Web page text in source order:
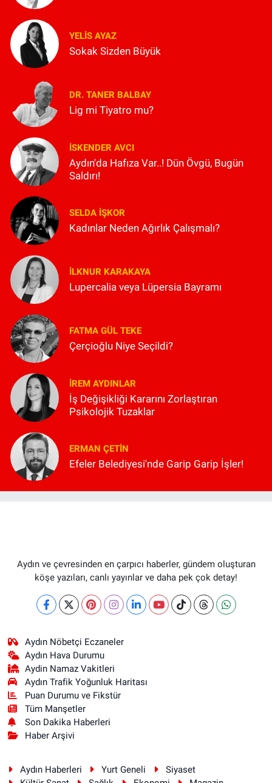
YELIS AYAZ
Sokak Sizden Büyük
DR. TANER BALBAY
Lig mi Tiyatro mu?
İSKENDER AVCI
Aydın'da Hafıza Var..! Dün Övgü, Bugün
Saldırı!
SELDA İŞKOR
Kadınlar Neden Ağırlık Çalışmalı?
İLKNUR KARAKAYA
Lupercalia veya Lüpersia Bayramı
FATMA GÜL TEKE
Çerçioğlu Niye Seçildi?
İREM AYDINLAR
İş Değişikliği Kararını Zorlaştıran
Psikolojik Tuzaklar
ERMAN ÇETIN
Efeler Belediyesi'nde Garip Garip İşler!
Aydın ve çevresinden en çarpıcı haberler, gündem oluşturan
köşe yazıları, canlı yayınlar ve daha pek çok detay!
Aydın Nöbetçi Eczaneler
Aydın Hava Durumu
Aydin Namaz Vakitleri
Aydın Trafik Yoğunluk Haritası
Puan Durumu ve Fikstür
Tüm Manşetler
Son Dakika Haberleri
Haber Arşivi
Aydın Haberleri Yurt Geneli
Siyaset